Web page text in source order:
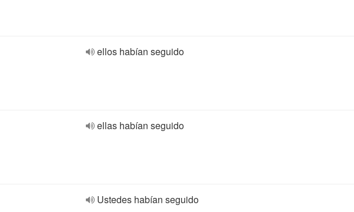
ellos habían seguido
ellas habían seguido
Ustedes habían seguido